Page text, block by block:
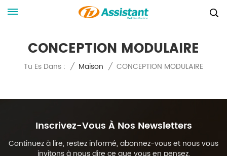
CONCEPTION MODULAIRE
Tu Es Dans : / Maison / CONCEPTION MODULAIRE
Inscrivez-Vous À Nos Newsletters
Continuez à lire, restez informé, abonnez-vous et nous vous
invitons à nous dire ce que vous en pensez.